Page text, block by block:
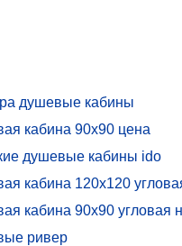
душевые кабины
кабина 90х90 цена
душевые кабины ido
кабина 120х120
кабина 90х90 угловая
ривер